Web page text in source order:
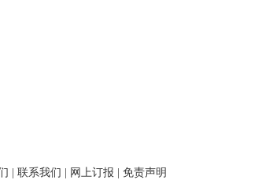
联系我们 网上订报 免责声明